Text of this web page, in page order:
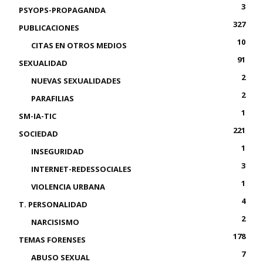
PSYOPS-PROPAGANDA
3
PUBLICACIONES
327
CITAS EN OTROS MEDIOS
10
SEXUALIDAD
91
NUEVAS SEXUALIDADES
2
PARAFILIAS
2
SM-IA-TIC
1
SOCIEDAD
221
INSEGURIDAD
1
INTERNET-REDESSOCIALES
3
VIOLENCIA URBANA
1
T. PERSONALIDAD
4
NARCISISMO
2
TEMAS FORENSES
178
ABUSO SEXUAL
7